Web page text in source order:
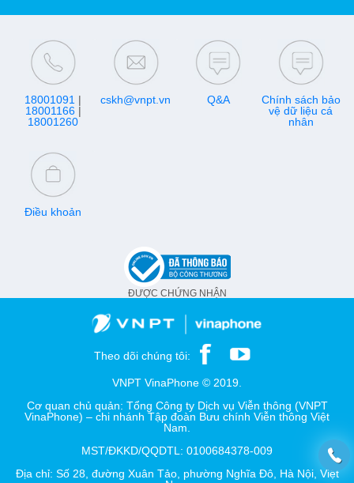
18001091 |
18001166|
18001260
cskh@vnpt.vn Q&A
Chính sách bảo
vệ dữ liệu cá
nhân
Điều khoản
ĐƯỢC CHỨNG NHẬN
Theo dõi chúng tôi:
VNPT VinaPhone © 2019.
Cơ quan chủ quản: Tổng Công ty Dịch vụ Viễn thông (VNPT
VinaPhone) – chi nhánh Tập đoàn Bưu chính Viễn thông Việt
Nam.
MST/ĐKKD/QQDTL: 0100684378-009
Địa chỉ: Số 28, đường Xuân Tảo, phường Nghĩa Đô, Hà Nội, Việt